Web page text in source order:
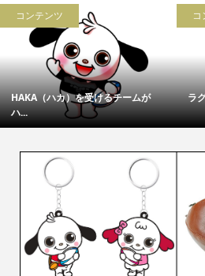
ルール解説
コラプシング【ラグビールール中...